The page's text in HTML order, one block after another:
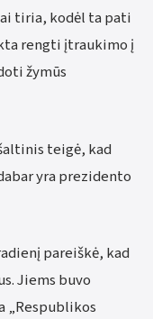
tiria, kodėl ta pati
rengti įtraukimo į
žymūs
teigė, kad
yra prezidento
pareiškė, kad
Jiems buvo
„Respublikos